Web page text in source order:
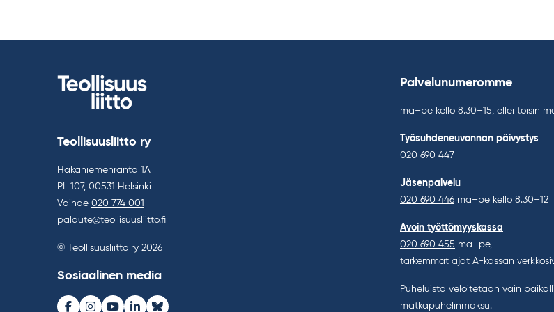
Teollisuusliitto ry
Hakaniemenranta 1A
PL 107, 00531 Helsinki
Vaihde 020 774 001
palaute@teollisuusliitto.fi
© Teollisuusliitto ry 2026
Sosiaalinen media
Palvelunumeromme
ma–pe kello 8.30–15, ellei toisin
Työsuhdeneuvonnan päivystys
020 690 447
Jäsenpalvelu
020 690 446 ma–pe kello 8.30–12
Avoin työttömyyskassa
020 690 455 ma–pe,
tarkemmat ajat A-kassan
Puheluista veloitetaan vain
matkapuhelinmaksu.